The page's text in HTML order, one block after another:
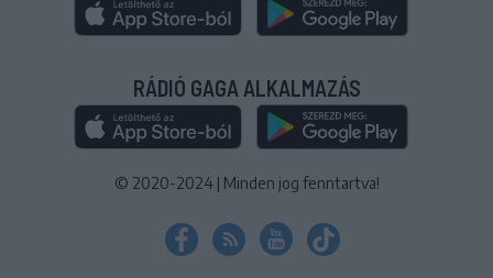
RÁDIÓ GAGA ALKALMAZÁS
© 2020-2024 Minden jog fenntartva!